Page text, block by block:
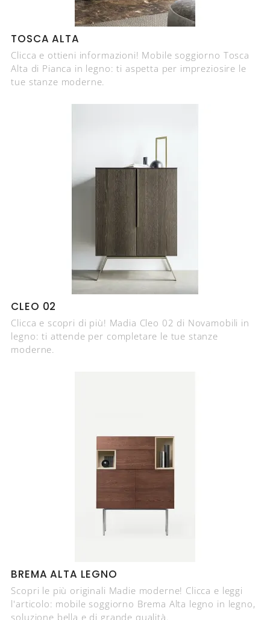
TOSCA ALTA
Clicca e ottieni informazioni! Mobile soggiorno Tosca
Alta di Pianca in legno: ti aspetta per impreziosire le
tue stanze moderne.
CLEO 02
Clicca e scopri di più! Madia Cleo 02 di Novamobili in
legno: ti attende per completare le tue stanze
moderne.
BREMA ALTA LEGNO
Scopri le più originali Madie moderne! Clicca e leggi
l'articolo: mobile soggiorno Brema Alta legno in legno,
soluzione bella e di grande qualità.